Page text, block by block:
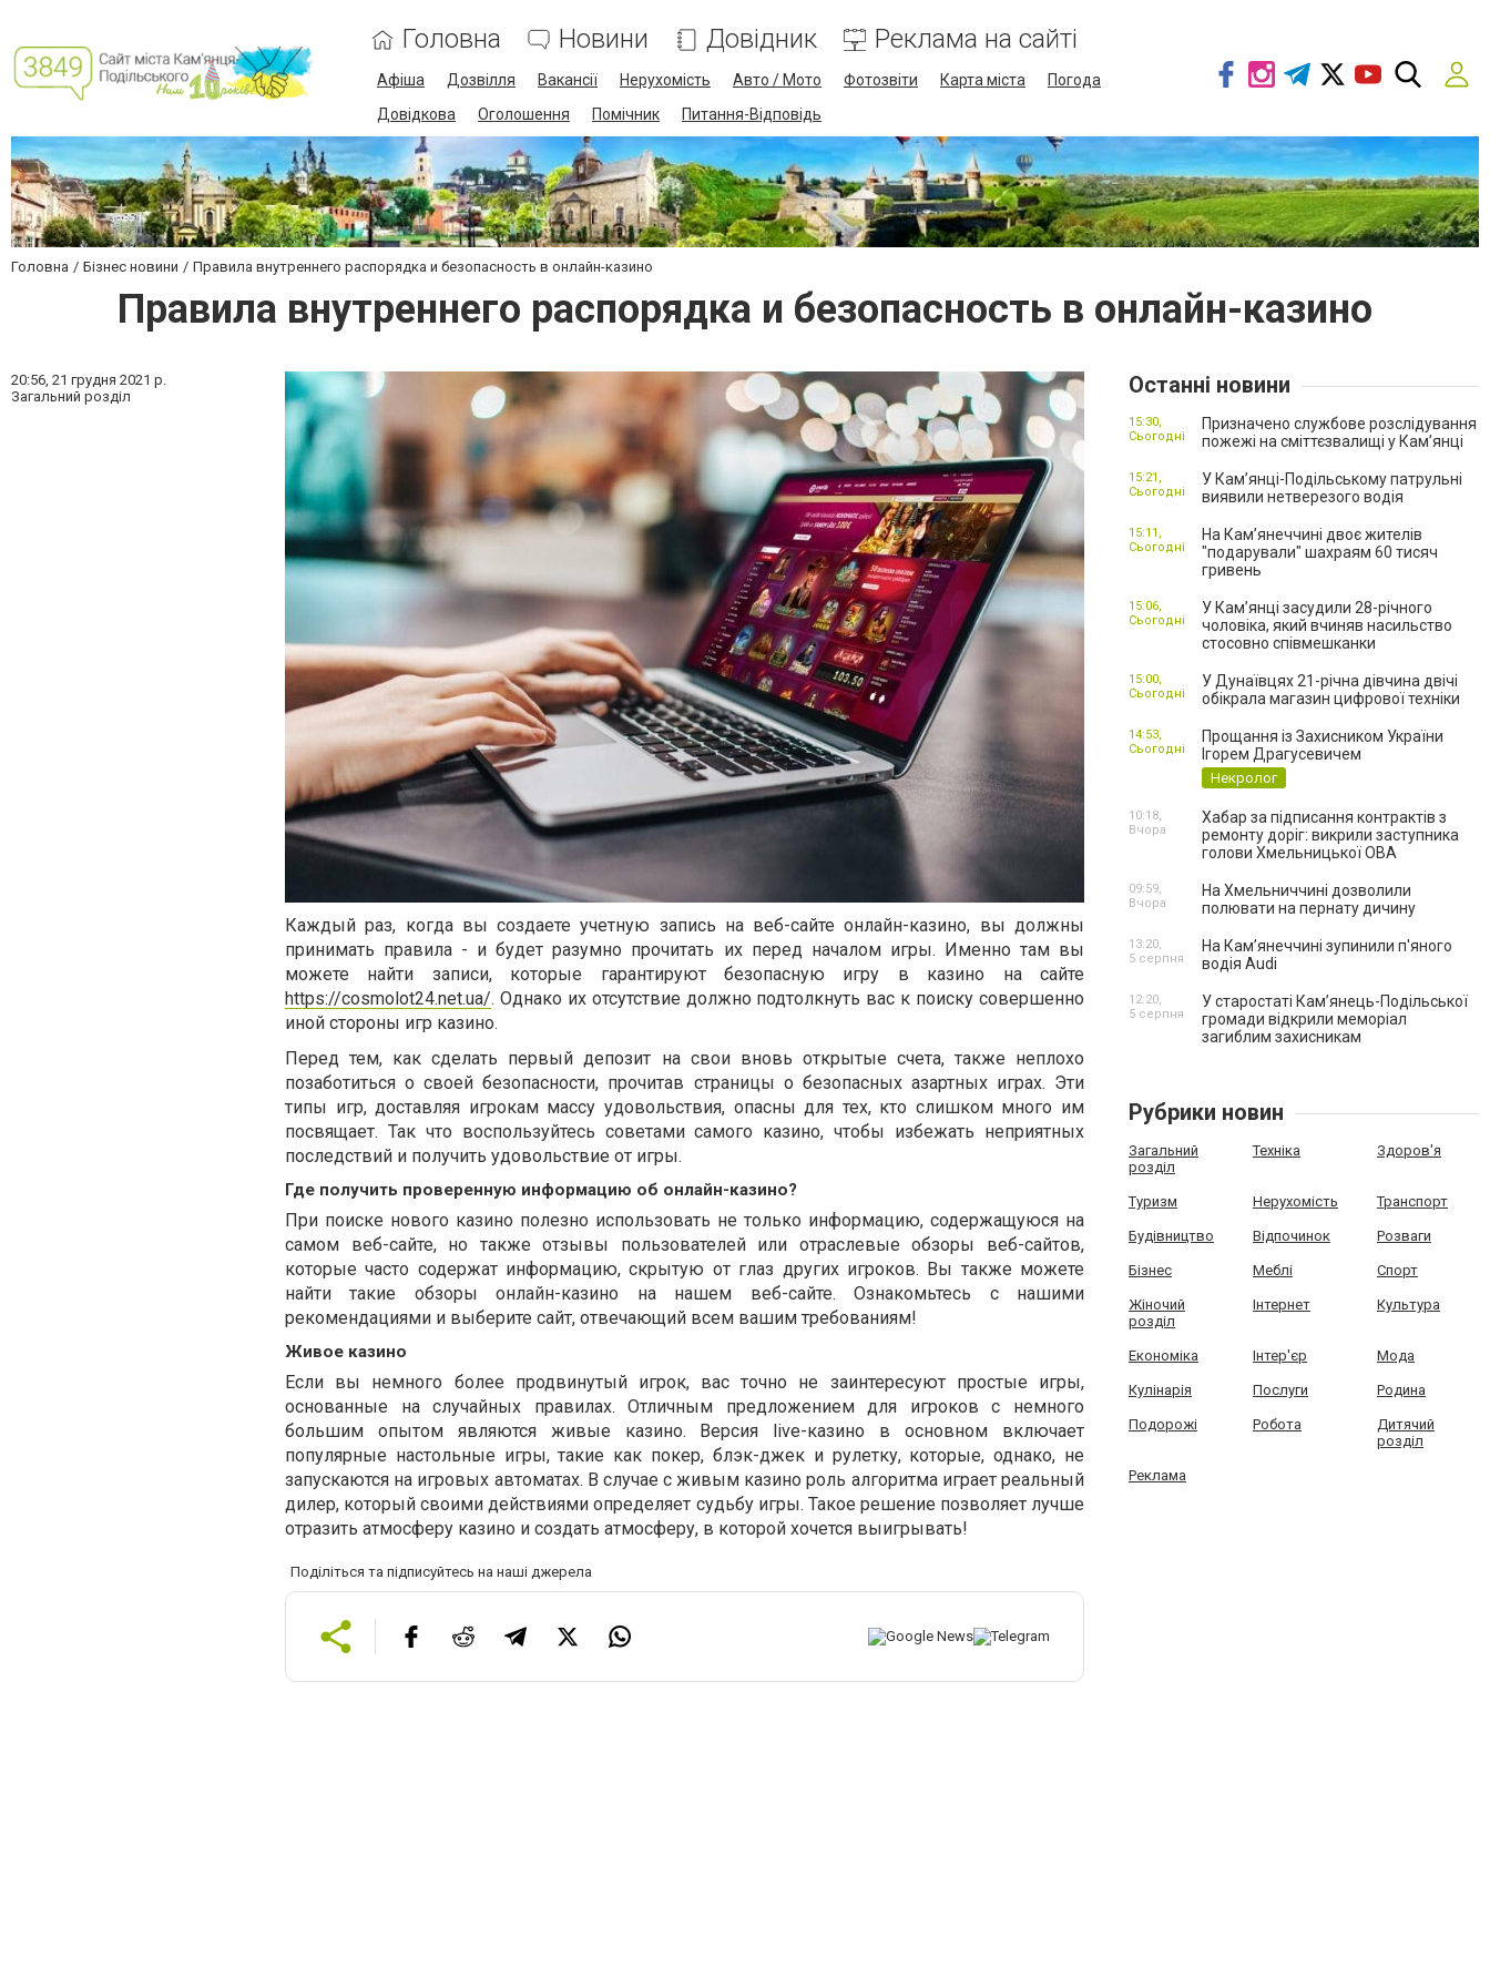
Головна Новини Довідник Реклама на сайті
Афіша Дозвілля Вакансії Нерухомість Авто / Мото Фотозвіти Карта міста
Погода
Довідкова
Оголошення Помічник Питання-Відповідь
Головна Бізнес новини Правила внутреннего распорядка и безопасность в онлайн-казино
Правила внутреннего распорядка и безопасность в онлайн-казино
20:56, 21 грудня 2021 р.
Загальний розділ
Каждый раз, когда вы создаете учетную запись на веб-сайте онлайн-казино, вы должны
принимать правила - и будет разумно прочитать их перед началом игры. Именно там вы
можете найти записи, которые гарантируют безопасную игру в казино на сайте
https://cosmolot24.net.ua/. Однако их отсутствие должно подтолкнуть вас к поиску совершенно
иной стороны игр казино.
Перед тем, как сделать первый депозит на свои вновь открытые счета, также неплохо
позаботиться о своей безопасности, прочитав страницы о безопасных азартных играх. Эти
типы игр, доставляя игрокам массу удовольствия, опасны для тех, кто слишком много им
посвящает. Так что воспользуйтесь советами самого казино, чтобы избежать неприятных
последствий и получить удовольствие от игры.
Где получить проверенную информацию об онлайн-казино?
При поиске нового казино полезно использовать не только информацию, содержащуюся на
самом веб-сайте, но также отзывы пользователей или отраслевые обзоры веб-сайтов,
которые часто содержат информацию, скрытую от глаз других игроков. Вы также можете
найти такие обзоры онлайн-казино на нашем веб-сайте. Ознакомьтесь с нашими
рекомендациями и выберите сайт, отвечающий всем вашим требованиям!
Живое казино
Если вы немного более продвинутый игрок, вас точно не заинтересуют простые игры,
основанные на случайных правилах. Отличным предложением для игроков с немного
большим опытом являются живые казино. Версия live-казино в основном включает
популярные настольные игры, такие как покер, блэк-джек и рулетку, которые, однако, не
запускаются на игровых автоматах. В случае с живым казино роль алгоритма играет реальный
дилер, который своими действиями определяет судьбу игры. Такое решение позволяет лучше
отразить атмосферу казино и создать атмосферу, в которой хочется выигрывать!
Поділіться та підписуйтесь на наші джерела
Останні новини
Призначено службове розслідування
пожежі на сміттєзвалищі у Кам’янці
15:30,
Сьогодні
У Кам’янці-Подільському патрульні
виявили нетверезого водія
15:21,
Сьогодні
На Камʼянеччині двоє жителів
"подарували" шахраям 60 тисяч
гривень
15:11,
Сьогодні
У Камʼянці засудили 28-річного
чоловіка, який вчиняв насильство
стосовно співмешканки
15:06,
Сьогодні
У Дунаївцях 21-річна дівчина двічі
обікрала магазин цифрової техніки
15:00,
Сьогодні
Прощання із Захисником України
Ігорем Драгусевичем
Некролог
14:53,
Сьогодні
Хабар за підписання контрактів з
ремонту доріг: викрили заступника
голови Хмельницької ОВА
10:18,
Вчора
На Хмельниччині дозволили
полювати на пернату дичину
09:59,
Вчора
На Камʼянеччині зупинили п'яного
водія Audi
13:20,
5 серпня
У старостаті Кам’янець-Подільської
громади відкрили меморіал
загиблим захисникам
12:20,
5 серпня
Рубрики новин
Загальний
розділ
Техніка Здоров'я
Туризм Нерухомість Транспорт
Будівництво Відпочинок Розваги
Бізнес Меблі Спорт
Жіночий
розділ
Інтернет Культура
Економіка Інтер'єр Мода
Кулінарія Послуги Родина
Подорожі Робота
Дитячий
розділ
Реклама